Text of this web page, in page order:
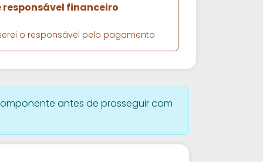
responsável financeiro
o responsável pelo pagamento
antes de prosseguir com